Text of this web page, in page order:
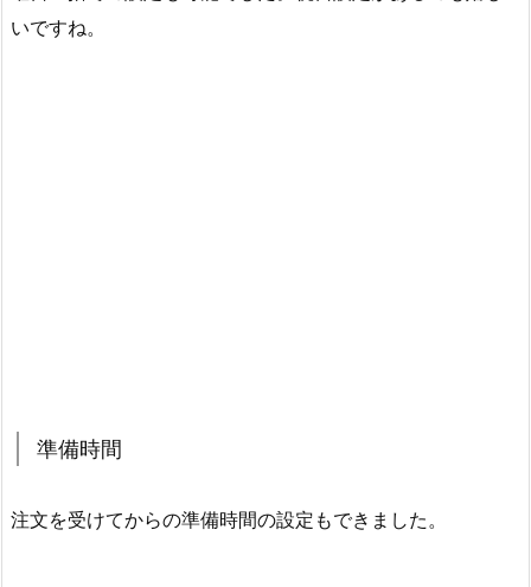
いですね。
準備時間
注文を受けてからの準備時間の設定もできました。